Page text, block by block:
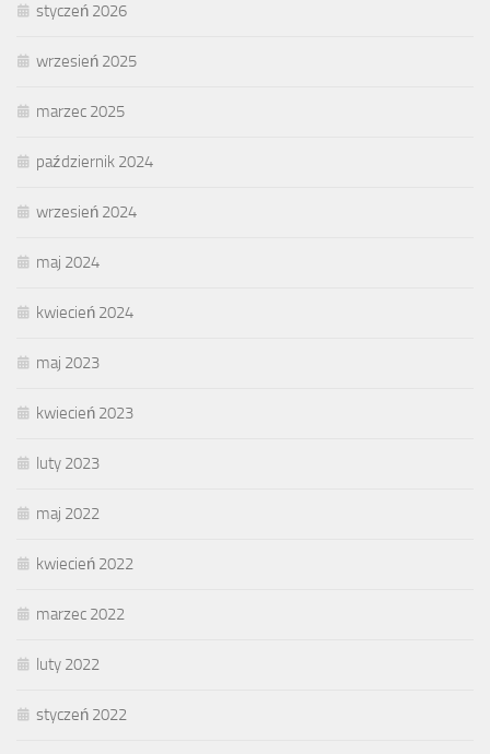
styczeń 2026
wrzesień 2025
marzec 2025
październik 2024
wrzesień 2024
maj 2024
kwiecień 2024
maj 2023
kwiecień 2023
luty 2023
maj 2022
kwiecień 2022
marzec 2022
luty 2022
styczeń 2022